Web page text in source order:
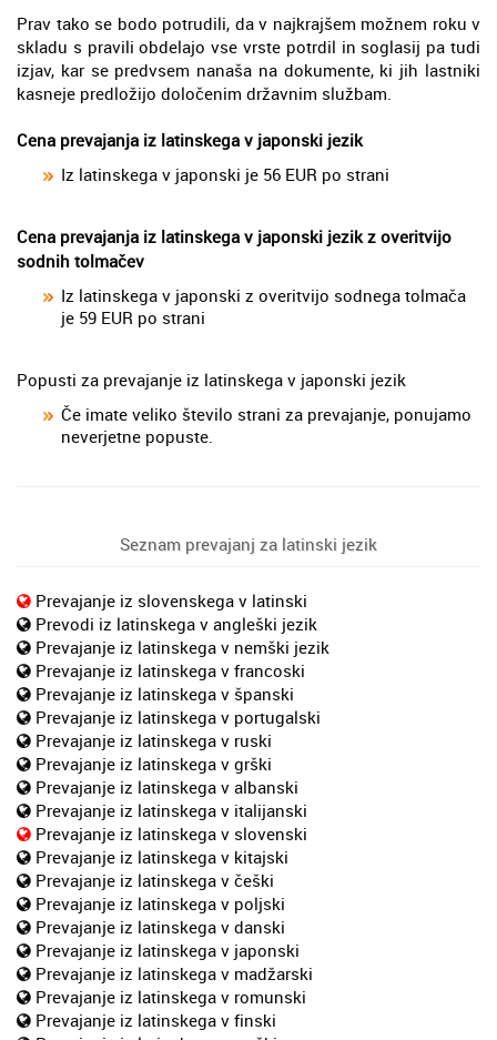
Prav tako se bodo potrudili, da v najkrajšem možnem roku v
skladu s pravili obdelajo vse vrste potrdil in soglasij pa tudi
izjav, kar se predvsem nanaša na dokumente, ki jih lastniki
kasneje predložijo določenim državnim službam.
Cena prevajanja iz latinskega v japonski jezik
Iz latinskega v japonski je 56 EUR po strani
Cena prevajanja iz latinskega v japonski jezik z overitvijo
sodnih tolmačev
Iz latinskega v japonski z overitvijo sodnega tolmača
je 59 EUR po strani
Popusti za prevajanje iz latinskega v japonski jezik
Če imate veliko število strani za prevajanje, ponujamo
neverjetne popuste.
Seznam prevajanj za latinski jezik
Prevajanje iz slovenskega v latinski
Prevodi iz latinskega v angleški jezik
Prevajanje iz latinskega v nemški jezik
Prevajanje iz latinskega v francoski
Prevajanje iz latinskega v španski
Prevajanje iz latinskega v portugalski
Prevajanje iz latinskega v ruski
Prevajanje iz latinskega v grški
Prevajanje iz latinskega v albanski
Prevajanje iz latinskega v italijanski
Prevajanje iz latinskega v slovenski
Prevajanje iz latinskega v kitajski
Prevajanje iz latinskega v češki
Prevajanje iz latinskega v poljski
Prevajanje iz latinskega v danski
Prevajanje iz latinskega v japonski
Prevajanje iz latinskega v madžarski
Prevajanje iz latinskega v romunski
Prevajanje iz latinskega v finski